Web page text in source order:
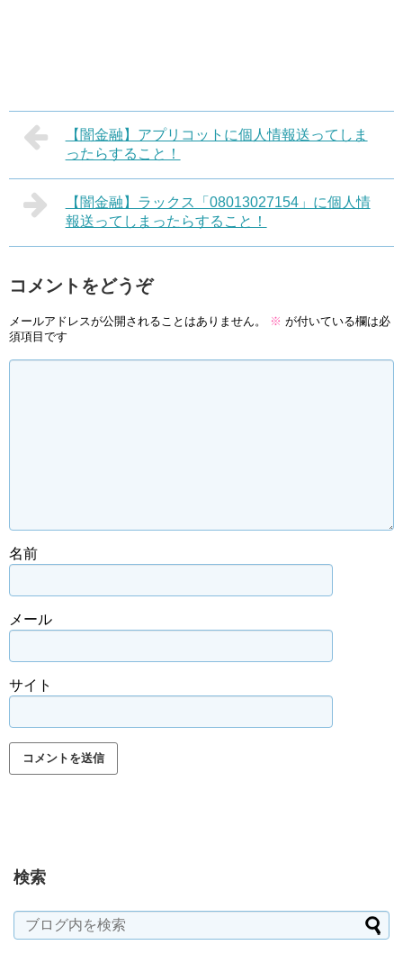
【闇金融】アプリコットに個人情報送ってしま
ったらすること！
【闇金融】ラックス「08013027154」に個人情
報送ってしまったらすること！
コメントをどうぞ
メールアドレスが公開されることはありません。 ※ が付いている欄は必
須項目です
名前
メール
サイト
検索